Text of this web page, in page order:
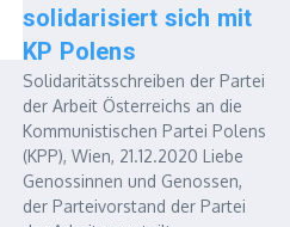
solidarisiert sich mit
KP Polens
Solidaritätsschreiben der Partei
der Arbeit Österreichs an die
Kommunistischen Partei Polens
(KPP), Wien, 21.12.2020 Liebe
Genossinnen und Genossen,
der Parteivorstand der Partei